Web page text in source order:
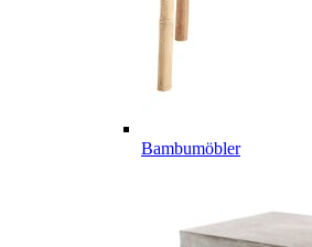
Bambumöbler